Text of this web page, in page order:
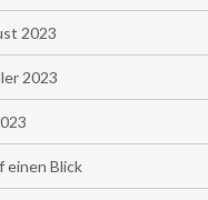
2023
2023
einen Blick